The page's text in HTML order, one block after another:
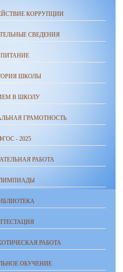
КОРРУПЦИИ
СВЕДЕНИЯ
ПИТАНИЕ
ШКОЛЫ
В ШКОЛУ
ГРАМОТНОСТЬ
- 2025
РАБОТА
РАБОТА
ОБУЧЕНИЕ